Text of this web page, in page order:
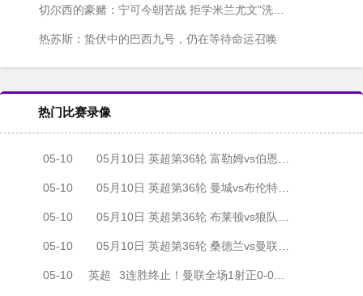
切尔西的豪赌：宁可今朝苦战 拒学米兰尤文"洗白"捷径
热苏斯：蛰伏中的巴西九号，仍在等待命运召唤
热门比赛录像
05-10 05月10日 英超第36轮 富勒姆vs伯恩茅斯 全场录像
05-10 05月10日 英超第36轮 曼城vs布伦特福德 全场录像
05-10 05月10日 英超第36轮 布莱顿vs狼队 全场录像
05-10 05月10日 英超第36轮 桑德兰vs曼联 全场录像
05-10 英超 3连胜终止！曼联全场1射正0-0桑德兰仍第3 拉门斯屡献神扑